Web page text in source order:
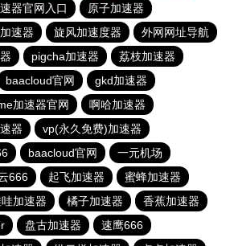
器官网入口
原子加速器
速器 旋风加速度器
外网网址导航
pigcha加速器
荔枝加速器
baacloud官网
gkd加速器
加速器官网
啊哈加速器
器
vp(永久免费)加速器
baacloud官网
一元机场
666 起飞加速器
蜜蜂加速器
加速器 橘子加速器
香蕉加速器
盘古加速器
速鹰666